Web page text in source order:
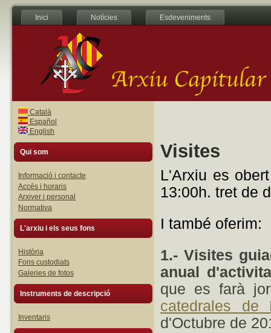
Inici Notícies Esdeveniments
Català
Español
English
Qui som
Informació i contacte
Accés i horaris
Arxiver i personal
Normativa
L'arxiu i els seus fons
Història
Fons custodiats
Galeries de fotos
Instruments de descripció
Inventaris
Visites
L'Arxiu es obert
13:00h. tret de
I també oferim:
1.- Visites
anual
que es farà
catedrales de
d'Octubre de